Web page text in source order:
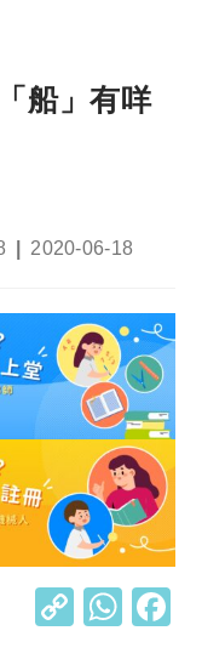
船」有咩
Post
2020-06-18
C W